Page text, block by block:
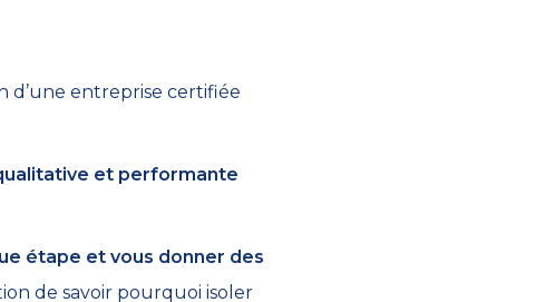
d’une entreprise certifiée
et performante
étape et vous donner des
de savoir pourquoi isoler